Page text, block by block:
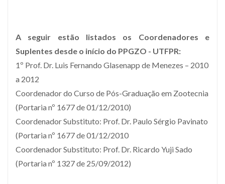
A seguir estão listados os Coordenadores e
Suplentes desde o início do PPGZO - UTFPR:
1º Prof. Dr. Luis Fernando Glasenapp de Menezes – 2010
a 2012
Coordenador do Curso de Pós-Graduação em Zootecnia
(Portaria nº 1677 de 01/12/2010)
Coordenador Substituto: Prof. Dr. Paulo Sérgio Pavinato
(Portaria nº 1677 de 01/12/2010
Coordenador Substituto: Prof. Dr. Ricardo Yuji Sado
(Portaria nº 1327 de 25/09/2012)